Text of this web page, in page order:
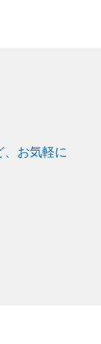
、お気軽に